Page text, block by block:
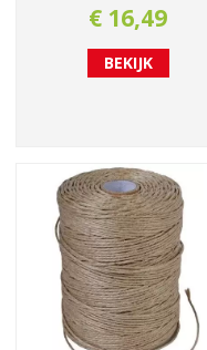
€ 16,49
BEKIJK